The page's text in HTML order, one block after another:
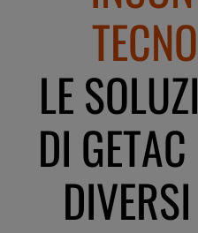
LE
DI